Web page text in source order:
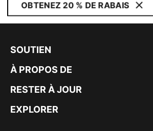
OBTENEZ 20 % DE RABAIS
SOUTIEN
À PROPOS DE
RESTER À JOUR
EXPLORER